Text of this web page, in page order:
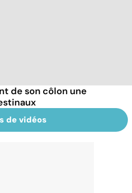
de son côlon une
de vidéos